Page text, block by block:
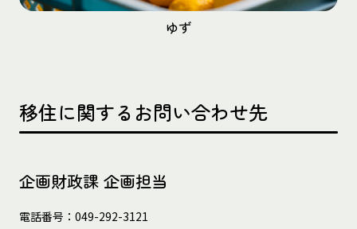
ゆず
移住に関するお問い合わせ先
企画財政課 企画担当
電話番号：049-292-3121